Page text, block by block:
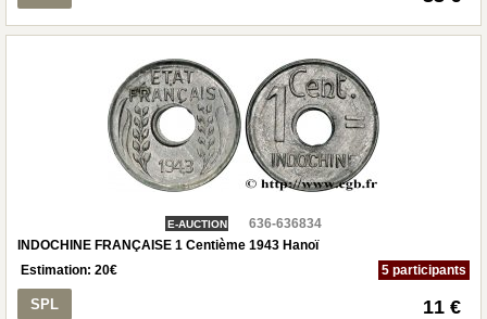
E-AUCTION
636-636834
INDOCHINE FRANÇAISE 1 Centième 1943 Hanoï
Estimation: 20€ 5 participants
SPL 11 €